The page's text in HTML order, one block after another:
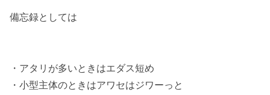
備忘録としては
・アタリが多いときはエダス短め
・小型主体のときはアワセはジワーっと